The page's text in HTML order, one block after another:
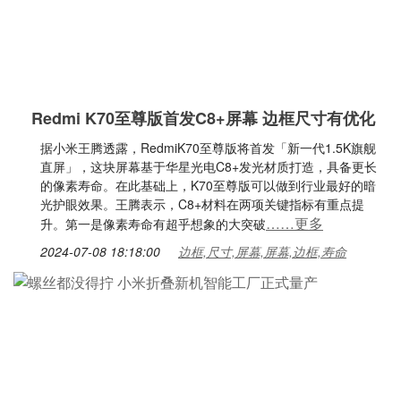
Redmi K70至尊版首发C8+屏幕 边框尺寸有优化
据小米王腾透露，RedmiK70至尊版将首发「新一代1.5K旗舰
直屏」，这块屏幕基于华星光电C8+发光材质打造，具备更长
的像素寿命。在此基础上，K70至尊版可以做到行业最好的暗
光护眼效果。王腾表示，C8+材料在两项关键指标有重点提
升。第一是像素寿命有超乎想象的大突破……更多
2024-07-08 18:18:00 边框,尺寸,屏幕,屏幕,边框,寿命